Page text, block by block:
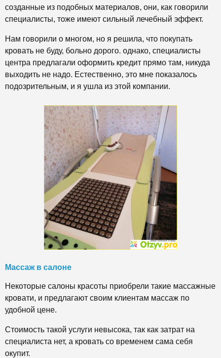
созданные из подобных материалов, они, как говорили
специалисты, тоже имеют сильный лечебный эффект.
Нам говорили о многом, но я решила, что покупать
кровать не буду, больно дорого. однако, специалисты
центра предлагали оформить кредит прямо там, никуда
выходить не надо. Естественно, это мне показалось
подозрительным, и я ушла из этой компании.
Массаж в салоне
Некоторые салоны красоты приобрели такие массажные
кровати, и предлагают своим клиентам массаж по
удобной цене.
Стоимость такой услуги невысока, так как затрат на
специалиста нет, а кровать со временем сама себя
окупит.